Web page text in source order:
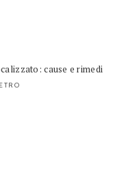
cause e rimedi